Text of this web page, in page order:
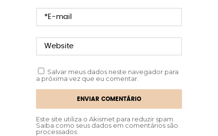
Salvar meus dados neste navegador para
a próxima vez que eu comentar.
Este site utiliza o Akismet para reduzir spam.
Saiba como seus dados em comentários são
processados